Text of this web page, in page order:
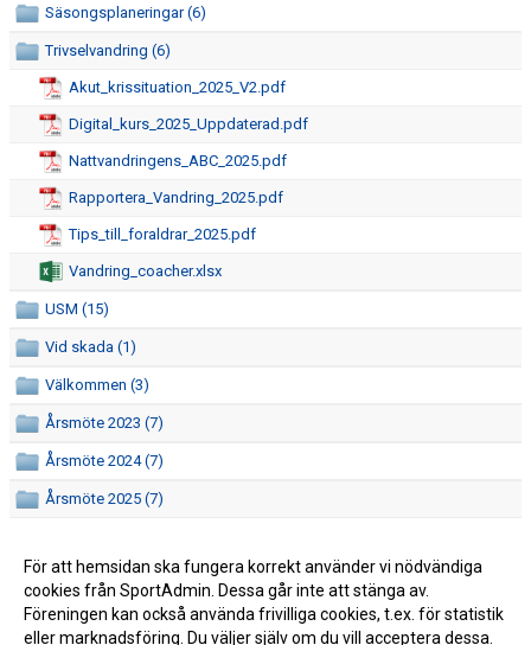
LAGKASSOR
FOTOGRAFERING
SPONSRING
HALLAR
CAFETERIAN
SEKRETARIATSUTBILDNING
DOKUMENT
LEDARE
HAGA-SHOPPEN
BILDGALLERI
Säsongsplaneringar (6)
Trivselvandring (6)
Akut_krissituation_2025_V2.pdf
Digital_kurs_2025_Uppdaterad.pdf
Nattvandringens_ABC_2025.pdf
Rapportera_Vandring_2025.pdf
Tips_till_foraldrar_2025.pdf
Vandring_coacher.xlsx
USM (15)
Vid skada (1)
Välkommen (3)
Årsmöte 2023 (7)
Årsmöte 2024 (7)
Årsmöte 2025 (7)
Tidslinje.pdf
För att hemsidan ska fungera korrekt använder vi nödvändiga
cookies från SportAdmin. Dessa går inte att stänga av.
Föreningen kan också använda frivilliga cookies, t.ex. för statistik
eller marknadsföring. Du väljer själv om du vill acceptera dessa.